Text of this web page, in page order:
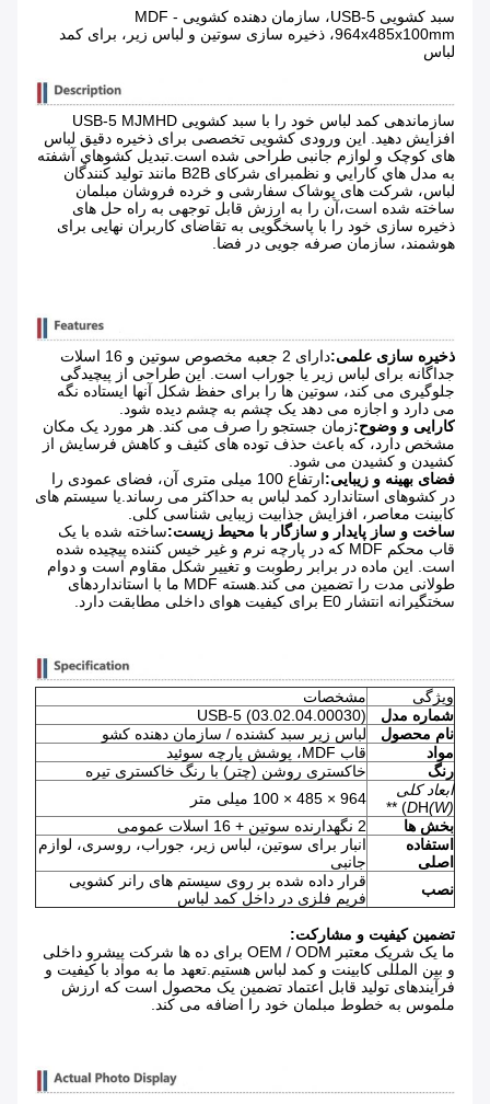
سبد کشویی USB-5، سازمان دهنده کشویی MDF -
964x485x100mm، ذخیره سازی سوتین و لباس زیر، برای کمد
لباس
سازماندهی کمد لباس خود را با سبد کشویی USB-5 MJMHD
افزایش دهید. این ورودی کشویی تخصصی برای ذخیره دقیق لباس
های کوچک و لوازم جانبی طراحی شده است.تبدیل کشوهاي آشفته
به مدل هاي کارايي و نظمبرای شرکای B2B مانند تولید کنندگان
لباس، شرکت های پوشاک سفارشی و خرده فروشان مبلمان
ساخته شده است،آن را به ارزش قابل توجهی به راه حل های
ذخیره سازی خود را با پاسخگویی به تقاضای کاربران نهایی برای
هوشمند، سازمان صرفه جویی در فضا.
ذخیره سازی علمی:
دارای 2 جعبه مخصوص سوتین و 16 اسلات
جداگانه برای لباس زیر یا جوراب است. این طراحی از پیچیدگی
جلوگیری می کند، سوتین ها را برای حفظ شکل آنها ایستاده نگه
می دارد و اجازه می دهد یک چشم به چشم دیده شود.
کارایی و وضوح:زمان جستجو را صرف می کند. هر مورد یک مکان
مشخص دارد، که باعث حذف توده های کثیف و کاهش فرسایش از
کشیدن و کشیدن می شود.
فضای بهینه و زیبایی:
ارتفاع 100 میلی متری آن، فضای عمودی را
در کشوهای استاندارد کمد لباس به حداکثر می رساند.یا سیستم های
کابینت معاصر، افزایش جذابیت زیبایی شناسی کلی.
ساخت و ساز پایدار و سازگار با محیط زیست:ساخته شده با یک
قاب محکم MDF که در پارچه نرم و غیر خیس کننده پیچیده شده
است. این ماده در برابر رطوبت و تغییر شکل مقاوم است و دوام
طولانی مدت را تضمین می کند.هسته MDF ما با استانداردهای
سختگیرانه انتشار E0 برای کیفیت هوای داخلی مطابقت دارد.
ویژگی
مشخصات
شماره مدل
USB-5 (03.02.04.00030)
نام محصول
لباس زیر سبد کشنده / سازمان دهنده کشو
مواد
قاب MDF، پوشش پارچه سوئید
رنگ
خاکستری روشن (چتر) با رنگ خاکستری تیره
ابعاد کلی
(W)
DH) **
964 × 485 × 100 میلی متر
بخش ها
2 نگهدارنده سوتین + 16 اسلات عمومی
استفاده
اصلی
انبار برای سوتین، لباس زیر، جوراب، روسری، لوازم
جانبی
نصب
قرار داده شده بر روی سیستم های رانر کشویی
فریم فلزی در داخل کمد لباس
تضمین کیفیت و مشارکت:
ما یک شریک معتبر OEM / ODM برای ده ها شرکت پیشرو داخلی
و بین المللی کابینت و کمد لباس هستیم.تعهد ما به مواد با کیفیت و
فرآیندهای تولید قابل اعتماد تضمین یک محصول است که ارزش
ملموس به خطوط مبلمان خود را اضافه می کند.